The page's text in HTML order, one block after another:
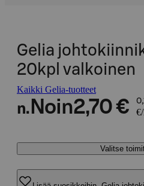
Gelia
20kpl valkoinen
Kaikki Gelia-tuotteet
n. Noin2,70 €
Valitse